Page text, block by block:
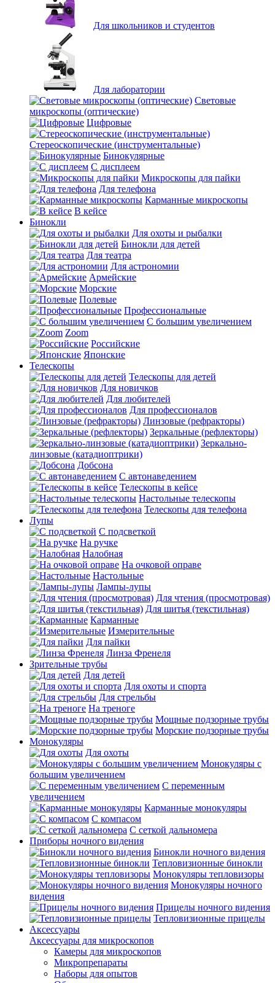
Для школьников и студентов
Для лаборатории
Световые
микроскопы (оптические)
Цифровые
Стереоскопические (инструментальные)
Бинокулярные
С дисплеем
Микроскопы для пайки
Для телефона
Карманные микроскопы
В кейсе
Бинокли
Для охоты и рыбалки
Бинокли для детей
Для театра
Для астрономии
Армейские
Морские
Полевые
Профессиональные
С большим увеличением
Zoom
Российские
Японские
Телескопы
Телескопы для детей
Для новичков
Для любителей
Для профессионалов
Линзовые (рефракторы)
Зеркальные (рефлекторы)
Зеркально-
линзовые (катадиоптрики)
Добсона
С автонаведением
Телескопы в кейсе
Настольные телескопы
Телескопы для телефона
Лупы
С подсветкой
На ручке
Налобная
На очковой оправе
Настольные
Лампы-лупы
Для чтения (просмотровая)
Для шитья (текстильная)
Карманные
Измерительные
Для пайки
Линза Френеля
Зрительные трубы
Для детей
Для охоты и спорта
Для стрельбы
На треноге
Мощные подзорные трубы
Морские подзорные трубы
Монокуляры
Для охоты
Монокуляры с
большим увеличением
С переменным
увеличением
Карманные монокуляры
С компасом
С сеткой дальномера
Приборы ночного видения
Бинокли ночного видения
Тепловизионные бинокли
Монокуляры тепловизоры
Монокуляры ночного
видения
Прицелы ночного видения
Тепловизионные прицелы
Аксессуары
Аксессуары для микроскопов
Камеры для микроскопов
Микропрепараты
Наборы для опытов